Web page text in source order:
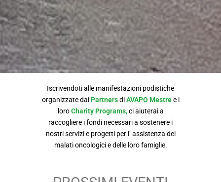
Iscrivendoti alle manifestazioni podistiche
organizzate daiPartnersdiAVAPO Mestree i
loroCharity Programs,ci aiuterai a
raccogliere i fondi necessari a sostenere i
nostri servizi e progetti per l’ assistenza dei
malati oncologici e delle loro famiglie.